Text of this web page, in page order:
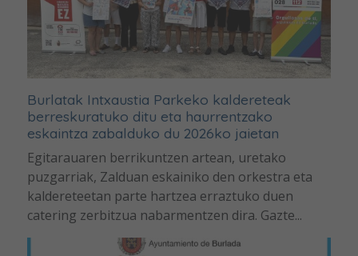
Burlatak Intxaustia Parkeko kaldereteak
berreskuratuko ditu eta haurrentzako
eskaintza zabalduko du 2026ko jaietan
Egitarauaren berrikuntzen artean, uretako
puzgarriak, Zalduan eskainiko den orkestra eta
kaldereteetan parte hartzea erraztuko duen
catering zerbitzua nabarmentzen dira. Gazte...